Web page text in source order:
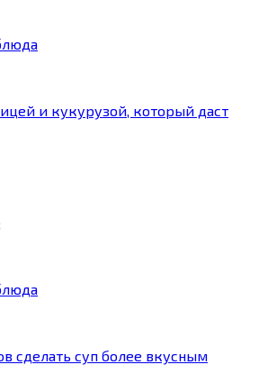
и кукурузой, который даст
сделать суп более вкусным